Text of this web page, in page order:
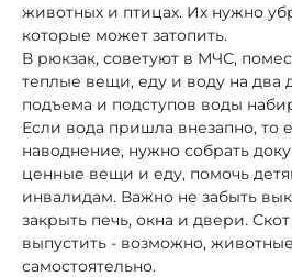
животных и птицах. Их нужно
которые может затопить.
В рюкзак, советуют в МЧС,
теплые вещи, еду и воду на два
подъема и подступов воды
Если вода пришла внезапно, то
наводнение, нужно собрать
ценные вещи и еду, помочь
инвалидам. Важно не забыть
закрыть печь, окна и двери.
выпустить - возможно, животные
самостоятельно.